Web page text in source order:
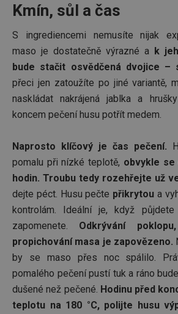
Kmín, sůl a čas
S ingrediencemi nemusíte nijak
maso je dostatečně výrazné a k
bude stačit osvědčená dvojice –
přeci jen zatoužíte po jiné variantě,
naskládat nakrájená jablka a
koncem pečení husu potřít medem.
Naprosto klíčový je čas pečení.
pomalu při nízké teplotě, obvykle se
hodin. Troubu tedy rozehřejte už
dejte péct. Husu pečte přikrytou a
kontrolám. Ideální je, když
zapomenete. Odkrývání
propichování masa je zapovězeno.
by se maso přes noc spálilo.
pomalého pečení pustí tuk a ráno
dušené než pečené. Hodinu před
teplotu na 180 °C, polijte husu